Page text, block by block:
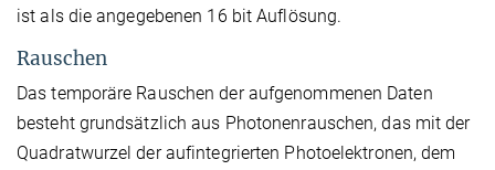
ist als die angegebenen 16 bit Auflösung.
Rauschen
Das temporäre Rauschen der aufgenommenen Daten
besteht grundsätzlich aus Photonenrauschen, das mit der
Quadratwurzel der aufintegrierten Photoelektronen, dem